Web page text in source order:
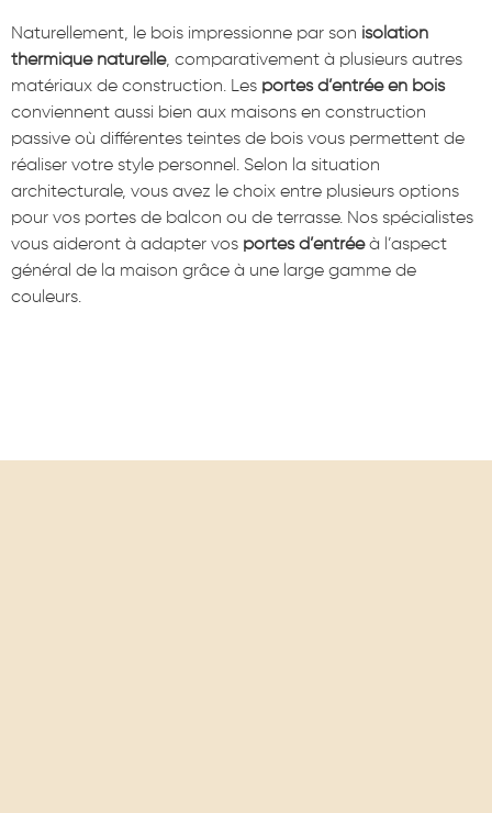
Naturellement, le bois impressionne par son isolation
thermique naturelle, comparativement à plusieurs autres
matériaux de construction. Les portes d’entrée en bois
conviennent aussi bien aux maisons en construction
passive où différentes teintes de bois vous permettent de
réaliser votre style personnel. Selon la situation
architecturale, vous avez le choix entre plusieurs options
pour vos portes de balcon ou de terrasse. Nos spécialistes
vous aideront à adapter vos portes d’entréeà l’aspect
général de la maison grâce à une large gamme de
couleurs.